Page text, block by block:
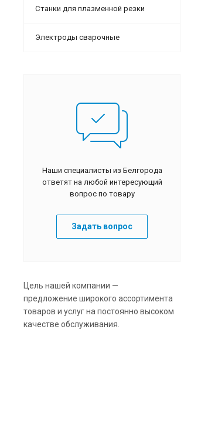
Станки для плазменной резки
Электроды сварочные
Наши специалисты из Белгорода
ответят на любой интересующий
вопрос по товару
Задать вопрос
Цель нашей компании —
предложение широкого ассортимента
товаров и услуг на постоянно высоком
качестве обслуживания.